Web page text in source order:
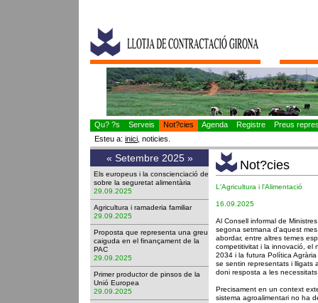
Qu? ?s Serveis Not?cies Agenda Registre
Preus
Esteu a: inici , noticies.
« Setembre 2025 »
Els europeus i la conscienciació de
sobre la seguretat alimentària
29.09.2025
Agricultura i ramaderia familiar
29.09.2025
Proposta que representa una greu
caiguda en el finançament de la
PAC
29.09.2025
Primer productor de pinsos de la
Unió Europea
29.09.2025
Not?cies
L'Agricultura i l'Alimentació
16.09.2025
Al Consell informal de
segona setmana d'aquest
abordar, entre altres temes
competitivitat i la innovació, el
2034 i la futura Política
se sentin representats i lligats
doni resposta a les
Precisament en un context
sistema agroalimentari no ha